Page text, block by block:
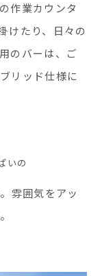
作業カウンタ
けたり、日々の
のバーは、ご
リッド仕様に
雰囲気をアッ